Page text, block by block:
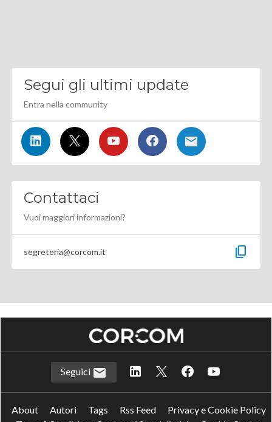
Segui gli ultimi update
Entra nella community
Contattaci
Vuoi maggiori informazioni?
segreteria@corcom.it content_copy
Seguici
About Autori Tags Rss Feed
Privacy e Cookie Policy